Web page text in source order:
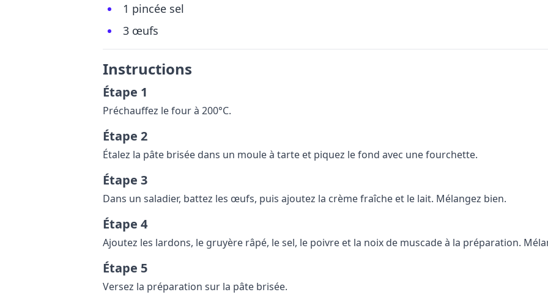
1 pincée sel
3 œufs
Instructions
Étape 1
Préchauffez le four à 200°C.
Étape 2
Étalez la pâte brisée dans un moule à tarte et piquez le fond avec une fourchette.
Étape 3
Dans un saladier, battez les œufs, puis ajoutez la crème fraîche et le lait. Mélangez bien.
Étape 4
Ajoutez les lardons, le gruyère râpé, le sel, le poivre et la noix de muscade à la préparation.
Étape 5
Versez la préparation sur la pâte brisée.